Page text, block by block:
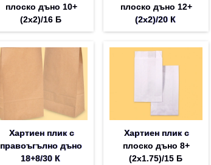
плоско дъно 10+
(2х2)/16 Б
плоско дъно 12+
(2х2)/20 К
Хартиен плик с
правоъгълно дъно
18+8/30 К
Хартиен плик с
плоско дъно 8+
(2х1.75)/15 Б